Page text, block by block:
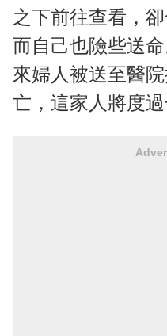
之下前往查看，
而自己也險些送
來婦人被送至醫
亡，這家人將度過